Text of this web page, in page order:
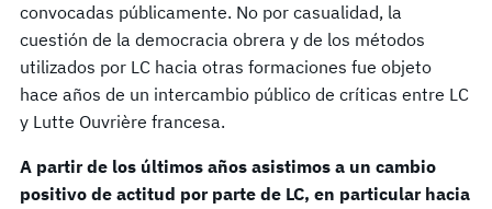
convocadas públicamente. No por casualidad, la
cuestión de la democracia obrera y de los métodos
utilizados por LC hacia otras formaciones fue objeto
hace años de un intercambio público de críticas entre LC
y Lutte Ouvrière francesa.
A partir de los últimos años asistimos a un cambio
positivo de actitud por parte de LC, en particular hacia